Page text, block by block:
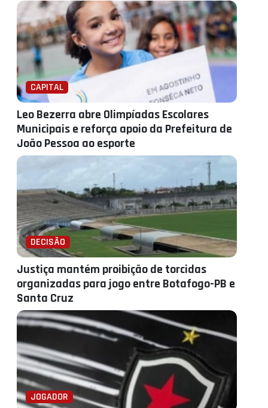
CAPITAL
Leo Bezerra abre Olimpíadas Escolares
Municipais e reforça apoio da Prefeitura de
João Pessoa ao esporte
DECISÃO
Justiça mantém proibição de torcidas
organizadas para jogo entre Botafogo-PB e
Santa Cruz
JOGADOR